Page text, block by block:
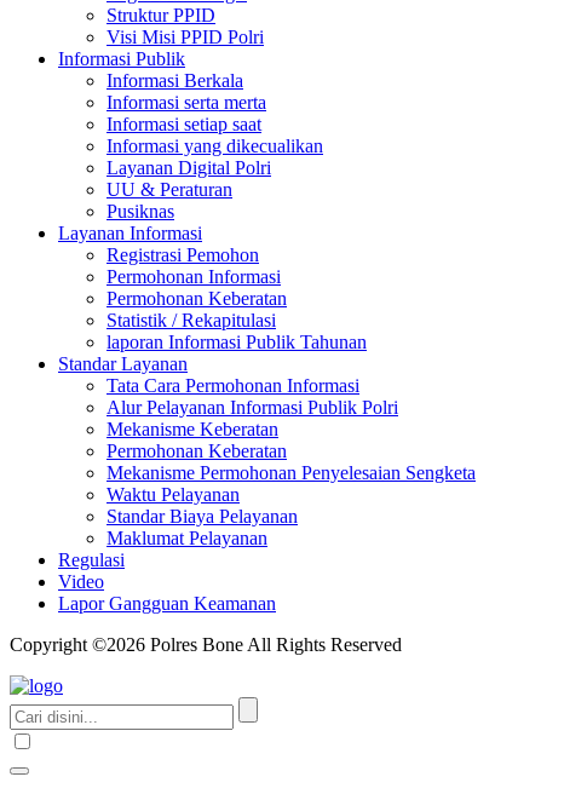
Struktur PPID
Visi Misi PPID Polri
Informasi Publik
Informasi Berkala
Informasi serta merta
Informasi setiap saat
Informasi yang dikecualikan
Layanan Digital Polri
UU & Peraturan
Pusiknas
Layanan Informasi
Registrasi Pemohon
Permohonan Informasi
Permohonan Keberatan
Statistik / Rekapitulasi
laporan Informasi Publik Tahunan
Standar Layanan
Tata Cara Permohonan Informasi
Alur Pelayanan Informasi Publik Polri
Mekanisme Keberatan
Permohonan Keberatan
Mekanisme Permohonan Penyelesaian Sengketa
Waktu Pelayanan
Standar Biaya Pelayanan
Maklumat Pelayanan
Regulasi
Video
Lapor Gangguan Keamanan
Copyright ©2026 Polres Bone All Rights Reserved